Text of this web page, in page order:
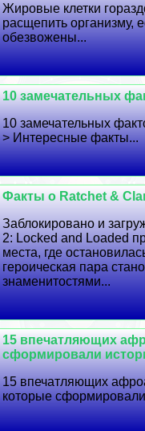
Жировые клетки
расщепить организму,
обезвожены...
10 замечательных
10 замечательных
> Интересные факты...
Факты о Ratchet &
Заблокировано и
2: Locked and Loaded
места, где
героическая пара
знаменитостями...
15 впечатляющих
сформировали
15 впечатляющих
которые